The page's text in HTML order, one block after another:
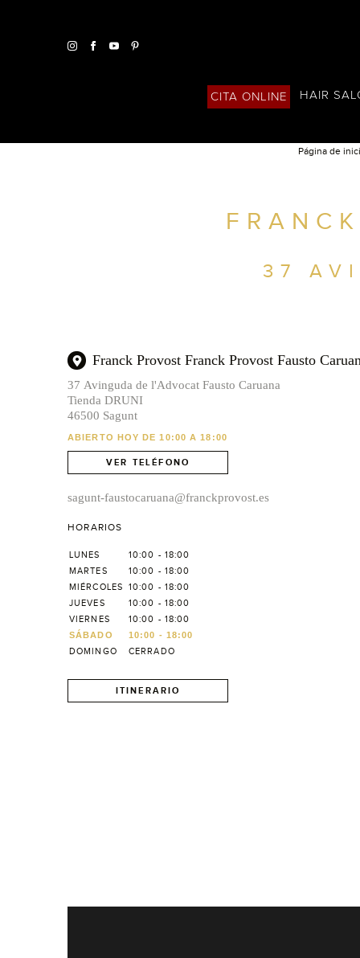
CITA ONLINE HAIR
Página de
37
Franck Provost Franck Provost Fausto
37 Avinguda de l'Advocat Fausto Caruana
Tienda DRUNI
46500 Sagunt
ABIERTO HOY DE 10:00 A 18:00
VER TELÉFONO
sagunt-faustocaruana@franckprovost.es
HORARIOS
LUNES
10:00 - 18:00
MARTES
10:00 - 18:00
MIÉRCOLES
10:00 - 18:00
JUEVES
10:00 - 18:00
VIERNES
10:00 - 18:00
SÁBADO
10:00 - 18:00
DOMINGO
CERRADO
ITINERARIO